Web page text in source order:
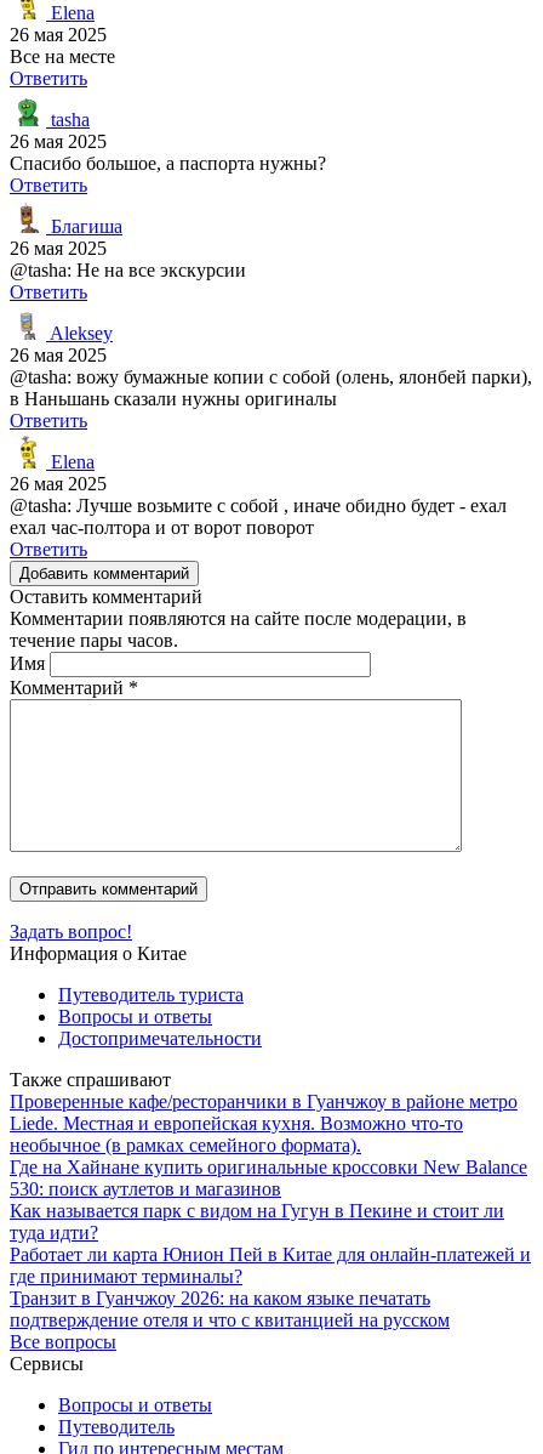
Elena
26 мая 2025
Все на месте
Ответить
tasha
26 мая 2025
Спасибо большое, а паспорта нужны?
Ответить
Благиша
26 мая 2025
@tasha: Не на все экскурсии
Ответить
Aleksey
26 мая 2025
@tasha: вожу бумажные копии с собой (олень, ялонбей парки),
в Наньшань сказали нужны оригиналы
Ответить
Elena
26 мая 2025
@tasha: Лучше возьмите с собой , иначе обидно будет - ехал
ехал час-полтора и от ворот поворот
Ответить
Добавить комментарий
Оставить комментарий
Комментарии появляются на сайте после модерации, в
течение пары часов.
Имя
Комментарий *
Задать вопрос!
Информация о Китае
Путеводитель туриста
Вопросы и ответы
Достопримечательности
Также спрашивают
Проверенные кафе/ресторанчики в Гуанчжоу в районе метро
Liede. Местная и европейская кухня. Возможно что-то
необычное (в рамках семейного формата).
Где на Хайнане купить оригинальные кроссовки New Balance
530: поиск аутлетов и магазинов
Как называется парк с видом на Гугун в Пекине и стоит ли
туда идти?
Работает ли карта Юнион Пей в Китае для онлайн-платежей и
где принимают терминалы?
Транзит в Гуанчжоу 2026: на каком языке печатать
подтверждение отеля и что с квитанцией на русском
Все вопросы
Сервисы
Вопросы и ответы
Путеводитель
Гид по интересным местам